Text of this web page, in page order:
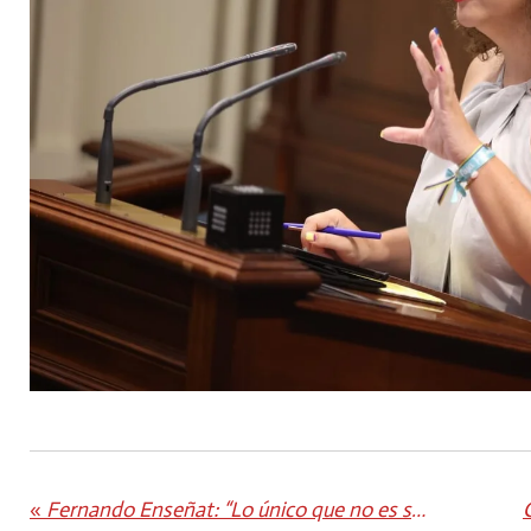
« Fernando Enseñat: “Lo único que no es sostenible para Corralejo, ni para Fuerteventura, es tener un muelle tercermundista”